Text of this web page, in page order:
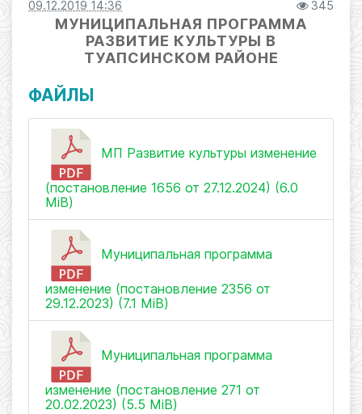
09.12.2019 14:36 345
МУНИЦИПАЛЬНАЯ ПРОГРАММА
РАЗВИТИЕ КУЛЬТУРЫ В
ТУАПСИНСКОМ РАЙОНЕ
ФАЙЛЫ
МП Развитие культуры изменение
(постановление 1656 от 27.12.2024) (6.0
MiB)
Муниципальная программа
изменение (постановление 2356 от
29.12.2023) (7.1 MiB)
Муниципальная программа
изменение (постановление 271 от
20.02.2023) (5.5 MiB)